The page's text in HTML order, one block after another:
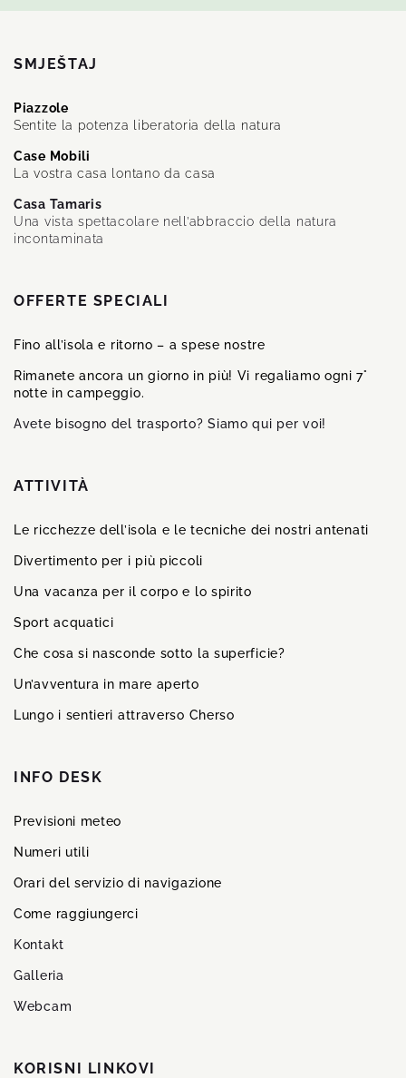
SMJEŠTAJ
Piazzole
Sentite la potenza liberatoria della natura
Case Mobili
La vostra casa lontano da casa
Casa Tamaris
Una vista spettacolare nell’abbraccio della natura
incontaminata
OFFERTE SPECIALI
Fino all’isola e ritorno – a spese nostre
Rimanete ancora un giorno in più! Vi regaliamo ogni 7°
notte in campeggio.
Avete bisogno del trasporto? Siamo qui per voi!
ATTIVITÀ
Le ricchezze dell’isola e le tecniche dei nostri antenati
Divertimento per i più piccoli
Una vacanza per il corpo e lo spirito
Sport acquatici
Che cosa si nasconde sotto la superficie?
Un’avventura in mare aperto
Lungo i sentieri attraverso Cherso
INFO DESK
Previsioni meteo
Numeri utili
Orari del servizio di navigazione
Come raggiungerci
Kontakt
Galleria
Webcam
KORISNI LINKOVI